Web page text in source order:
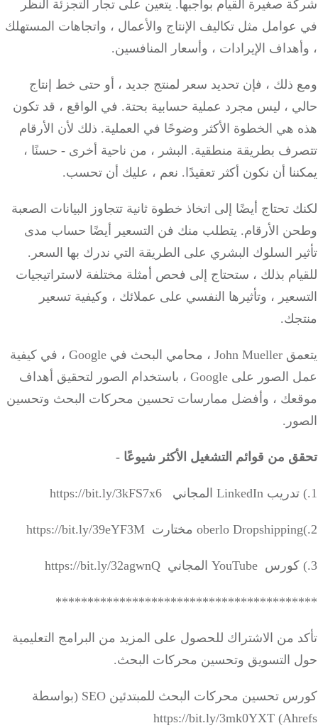
صغيرة القيام بواجبها. يتعين على تجار التجزئة النظر
مثل تكاليف الإنتاج والأعمال ، واتجاهات المستهلك
الإيرادات ، وأسعار المنافسين.
ذلك ، فإن تحديد سعر لمنتج جديد ، أو حتى خط إنتاج
، ليس مجرد عملية حسابية بحتة. في الواقع ، قد تكون
هي الخطوة الأكثر وضوحًا في العملية. ذلك لأن الأرقام
بطريقة منطقية. البشر ، من ناحية أخرى - حسنًا ،
أن نكون أكثر تعقيدًا. نعم ، عليك أن تحسب.
تحتاج أيضًا إلى اتخاذ خطوة ثانية تتجاوز البيانات الصعبة
الأرقام. يتطلب منك فن التسعير أيضًا حساب مدى
السلوك البشري على الطريقة التي ندرك بها السعر.
بذلك ، ستحتاج إلى فحص أمثلة مختلفة لاستراتيجيات
، وتأثيرها النفسي على عملائك ، وكيفية تسعير
يتعمق John Mueller ، محامي البحث في Google ، في كيفية
عمل الصور على Google ، باستخدام الصور لتحقيق أهداف
، وأفضل ممارسات تحسين محركات البحث وتحسين
من قوائم التشغيل الأكثر شيوعًا -
من الاشتراك للحصول على المزيد من البرامج التعليمية
التسويق وتحسين محركات البحث.
كورس تحسين محركات البحث للمبتدئين SEO (بواسطة
Ahrefs)